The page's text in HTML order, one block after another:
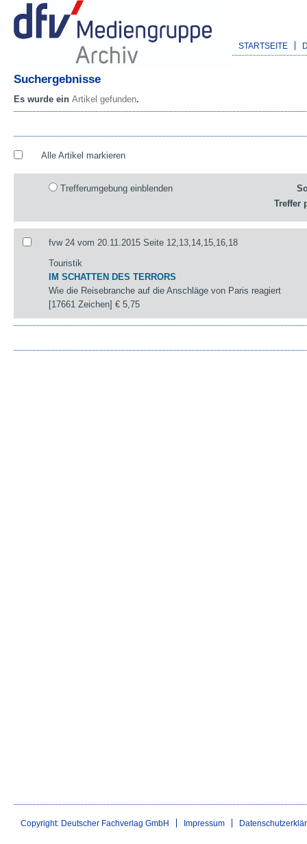
STARTSEITE
Suchergebnisse
Es wurde ein Artikel gefunden.
Alle Artikel markieren
Trefferumgebung einblenden
Treffer
fvw 24 vom 20.11.2015 Seite 12,13,14,15,16,18
Touristik
IM SCHATTEN DES TERRORS
Wie die Reisebranche auf die Anschläge von Paris reagiert
[17661 Zeichen]€ 5,75
Copyright: Deutscher Fachverlag GmbH Impressum